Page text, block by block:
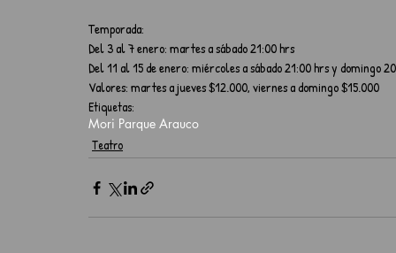
Temporada:
Del 3 al 7 enero: martes a sábado 21:00 hrs
Del 11 al 15 de enero: miércoles a sábado 21:00 hrs y domingo
Valores: martes a jueves $12.000, viernes a domingo $15.000
Etiquetas:
Mori Parque Arauco
Teatro